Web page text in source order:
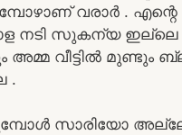
വരാർ . എന്റെ
നടി സുകന്യ
അമ്മ വീട്ടിൽ മുണ്ടും
.
സാരിയോ